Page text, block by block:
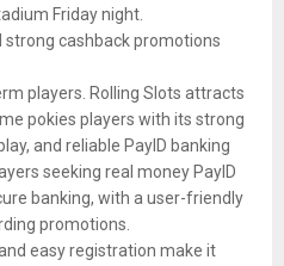
Friday night.
cashback promotions
players. Rolling Slots attracts
pokies players with its strong
and reliable PayID banking
seeking real money PayID
banking, with a user-friendly
promotions.
easy registration make it